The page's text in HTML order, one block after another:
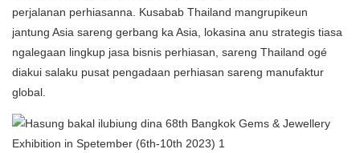
perjalanan perhiasanna. Kusabab Thailand mangrupikeun
jantung Asia sareng gerbang ka Asia, lokasina anu strategis tiasa
ngalegaan lingkup jasa bisnis perhiasan, sareng Thailand ogé
diakui salaku pusat pengadaan perhiasan sareng manufaktur
global.